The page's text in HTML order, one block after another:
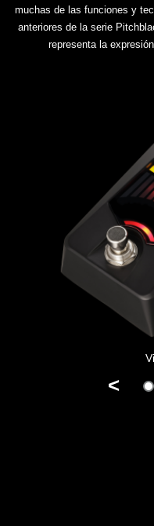
muchas de las funciones y
anteriores de la serie
representa la
<